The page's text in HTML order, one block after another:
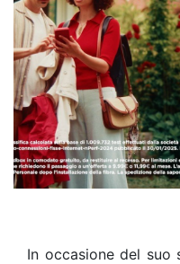
In occasione del suo